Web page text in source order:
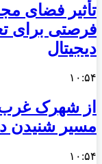
تأثیر فضای
فرصتی برای
دیجیتال
۱۰:۵۴
از شهرک غرب
مسیر شنیدن
۱۰:۵۴